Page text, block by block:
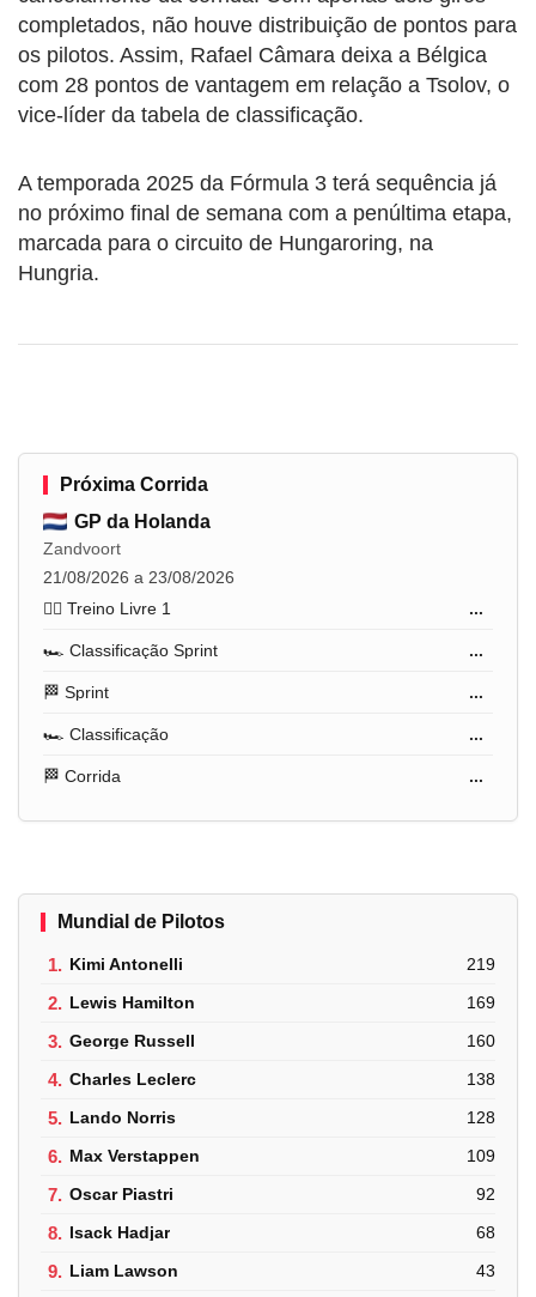
completados, não houve distribuição de pontos para
os pilotos. Assim, Rafael Câmara deixa a Bélgica
com 28 pontos de vantagem em relação a Tsolov, o
vice-líder da tabela de classificação.
A temporada 2025 da Fórmula 3 terá sequência já
no próximo final de semana com a penúltima etapa,
marcada para o circuito de Hungaroring, na
Hungria.
Próxima Corrida
GP da Holanda
Zandvoort
21/08/2026 a 23/08/2026
🏋️‍♂️ Treino Livre 1
...
🏎️ Classificação Sprint ...
🏁 Sprint ...
🏎️ Classificação ...
🏁 Corrida ...
Mundial de Pilotos
1. Kimi Antonelli 219
2. Lewis Hamilton 169
3. George Russell 160
4. Charles Leclerc 138
5. Lando Norris 128
6. Max Verstappen 109
7. Oscar Piastri 92
8. Isack Hadjar 68
9. Liam Lawson 43